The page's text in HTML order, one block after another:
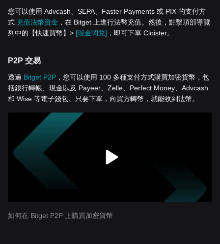
您可以使用 Advcash、SEPA、Faster Payments 或 PIX 的支付方
式 充值法幣資金 ，在 Bitget 上進行法幣充值。然後，點擊頂部導覽
列中的【快速買幣】> [現金閃兌] ，即可下單 Cloister。
P2P 交易
透過 Bitget P2P ，您可以使用 100 多種支付方式購買加密貨幣，包
括銀行轉帳、現金以及 Payeer、Zelle、Perfect Money、Advcash
和 Wise 等電子錢包。只要下單，向買方轉幣，就能收到法幣。
如何在 Bitget P2P 上購買加密貨幣